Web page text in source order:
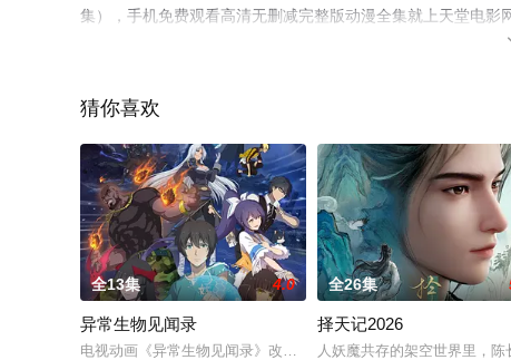
集），手机免费观看高清无删减完整版动漫全集就上天堂电影
猜你喜欢
全13集 4.0
异常生物见闻录
电视动画《异常生物见闻录》改编自远瞳原作的同名网络小说，于
全26集
择天记2026
人妖魔共存的架空世界里，